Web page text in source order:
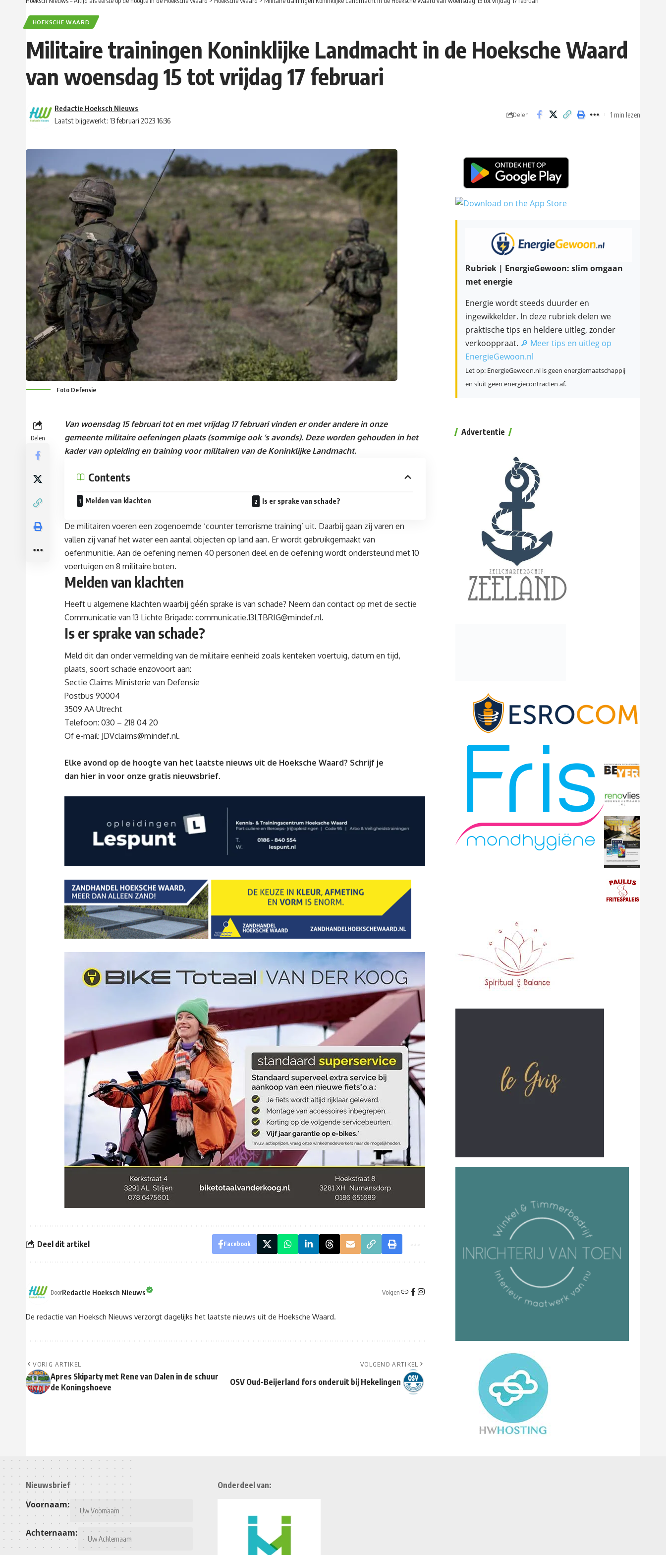
HOEKSCHE WAARD
Militaire trainingen Koninklijke Landmacht in de Hoeksche Waard
van woensdag 15 tot vrijdag 17 februari
Laatst bijgewerkt: 13 februari 2023 16:36
Redactie Hoeksch Nieuws
Delen 1 min lezen
Foto Defensie
Delen
Van woensdag 15 februari tot en met vrijdag 17 februari vinden er onder andere in onze
gemeente militaire oefeningen plaats (sommige ook ’s avonds). Deze worden gehouden in het
kader van opleiding en training voor militairen van de Koninklijke Landmacht.
Contents
Melden van klachten Is er sprake van schade?
De militairen voeren een zogenoemde ‘counter terrorisme training’ uit. Daarbij gaan zij varen en
vallen zij vanaf het water een aantal objecten op land aan. Er wordt gebruikgemaakt van
oefenmunitie. Aan de oefening nemen 40 personen deel en de oefening wordt ondersteund met 10
voertuigen en 8 militaire boten.
Melden van klachten
Heeft u algemene klachten waarbij géén sprake is van schade? Neem dan contact op met de sectie
Communicatie van 13 Lichte Brigade: communicatie.13LTBRIG@mindef.nl.
Is er sprake van schade?
Meld dit dan onder vermelding van de militaire eenheid zoals kenteken voertuig, datum en tijd,
plaats, soort schade enzovoort aan:
Sectie Claims Ministerie van Defensie
Postbus 90004
3509 AA Utrecht
Telefoon: 030 – 218 04 20
Of e-mail: JDVclaims@mindef.nl.
Elke avond op de hoogte van het laatste nieuws uit de Hoeksche Waard? Schrijf je
dan hier in voor onze gratis nieuwsbrief.
Deel dit artikel Facebook
DoorRedactie Hoeksch Nieuws Volgen
De redactie van Hoeksch Nieuws verzorgt dagelijks het laatste nieuws uit de Hoeksche Waard.
VORIG ARTIKEL
Apres Skiparty met Rene van Dalen in de schuur
de Koningshoeve
VOLGEND ARTIKEL
OSV Oud-Beijerland fors onderuit bij Hekelingen
Rubriek | EnergieGewoon: slim omgaan
met energie
Energie wordt steeds duurder en
ingewikkelder. In deze rubriek delen we
praktische tips en heldere uitleg, zonder
verkooppraat. 🔎 Meer tips en uitleg op
EnergieGewoon.nl
Let op: EnergieGewoon.nl is geen energiemaatschappij
en sluit geen energiecontracten af.
Advertentie
Nieuwsbrief
Voornaam:
Achternaam:
Onderdeel van: